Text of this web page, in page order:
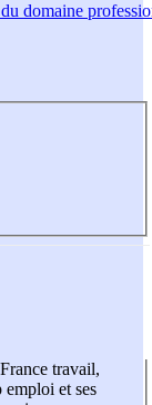
domaine
travail,
emploi et ses